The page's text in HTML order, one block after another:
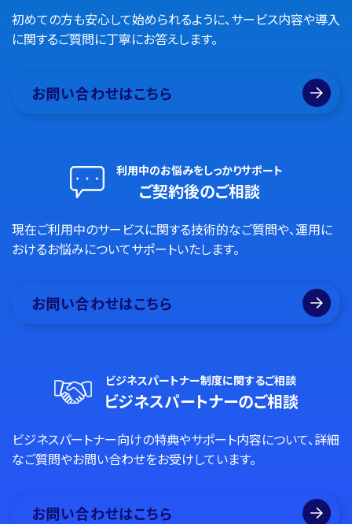
初めての方も安心して始められるように、サービス内容や導入
に関するご質問に丁寧にお答えします。
お問い合わせはこちら
利用中のお悩みをしっかりサポート
ご契約後のご相談
現在ご利用中のサービスに関する技術的なご質問や、運用に
おけるお悩みについてサポートいたします。
お問い合わせはこちら
ビジネスパートナー制度に関するご相談
ビジネスパートナーのご相談
ビジネスパートナー向けの特典やサポート内容について、詳細
なご質問やお問い合わせをお受けしています。
お問い合わせはこちら